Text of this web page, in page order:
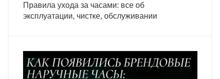
Правила ухода за часами: все об
эксплуатации, чистке, обслуживании